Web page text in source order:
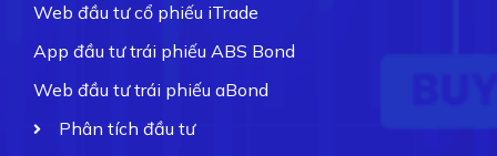
Web đầu tư cổ phiếu iTrade
App đầu tư trái phiếu ABS Bond
Web đầu tư trái phiếu aBond
Phân tích đầu tư